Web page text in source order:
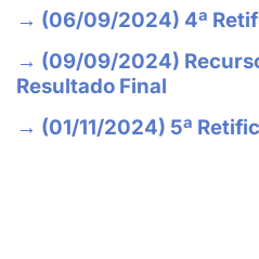
→ (06/09/2024) 4ª
→ (09/09/2024)
Resultado Final
→ (01/11/2024) 5ª